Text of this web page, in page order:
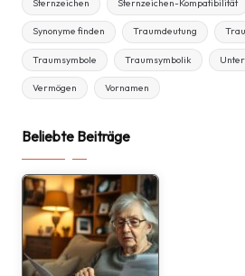
Sternzeichen Sternzeichen-Kompatibilität
Synonyme finden Traumdeutung
Traumsymbole Traumsymbolik
Vermögen Vornamen
Beliebte Beiträge